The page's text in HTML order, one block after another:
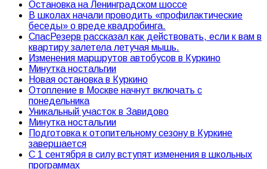
Остановка на Ленинградском шоссе
В школах начали проводить «профилактические
беседы» о вреде квадробинга.
СпасРезерв рассказал как действовать, если к вам в
квартиру залетела летучая мышь.
Изменения маршрутов автобусов в Куркино
Минутка ностальгии
Новая остановка в Куркино
Отопление в Москве начнут включать с
понедельника
Уникальный участок в Завидово
Минутка ностальгии
Подготовка к отопительному сезону в Куркине
завершается
С 1 сентября в силу вступят изменения в школьных
программах